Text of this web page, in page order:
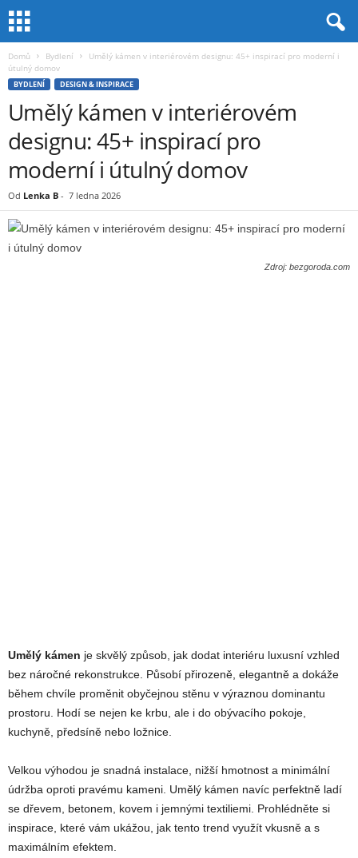
Domů Bydlení
Umělý kámen v interiérovém designu: 45+ inspirací pro moderní i
útulný domov
BYDLENÍ DESIGN & INSPIRACE
Umělý kámen v interiérovém
designu: 45+ inspirací pro
moderní i útulný domov
Od Lenka B - 7 ledna 2026
Zdroj: bezgoroda.com
Umělý kámen je skvělý způsob, jak dodat interiéru luxusní vzhled
bez náročné rekonstrukce. Působí přirozeně, elegantně a dokáže
během chvíle proměnit obyčejnou stěnu v výraznou dominantu
prostoru. Hodí se nejen ke krbu, ale i do obývacího pokoje,
kuchyně, předsíně nebo ložnice.
Velkou výhodou je snadná instalace, nižší hmotnost a minimální
údržba oproti pravému kameni. Umělý kámen navíc perfektně ladí
se dřevem, betonem, kovem i jemnými textiliemi. Prohlédněte si
inspirace, které vám ukážou, jak tento trend využít vkusně a s
maximálním efektem.